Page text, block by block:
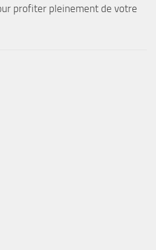
profiter pleinement de votre